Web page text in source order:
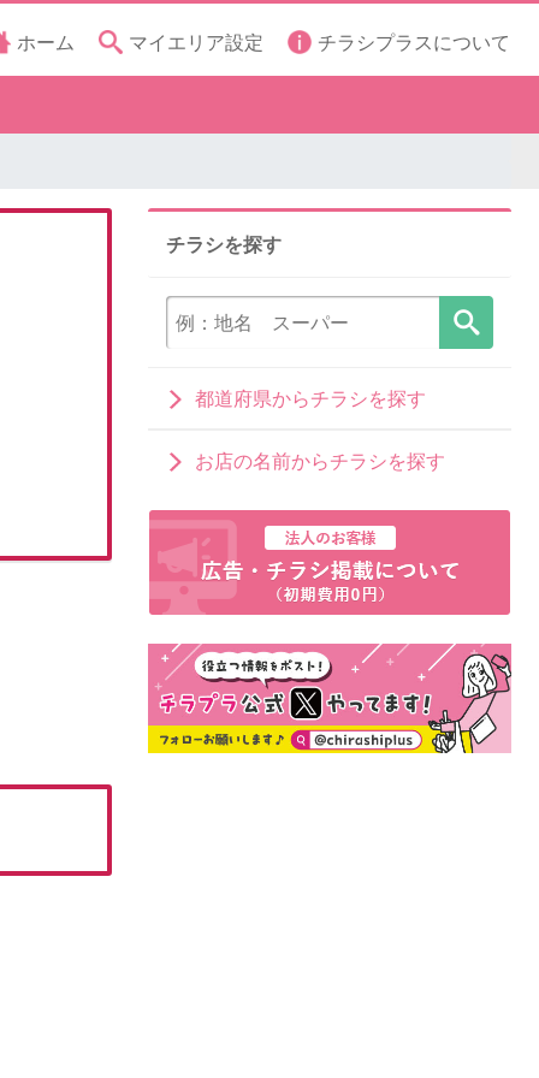
ホーム マイエリア設定 チラシプラスについて
チラシを探す
都道府県からチラシを探す
お店の名前からチラシを探す